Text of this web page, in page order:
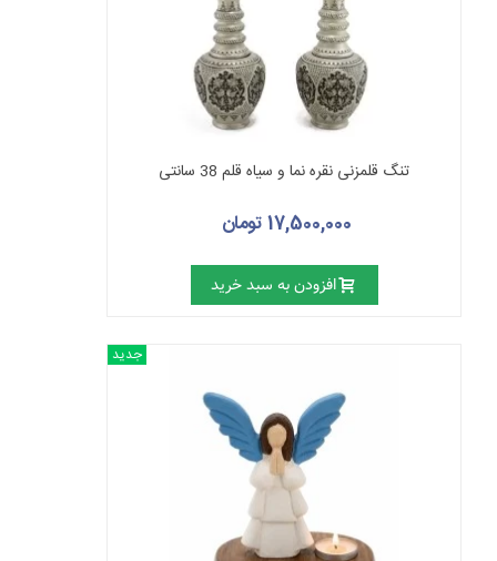
تنگ قلمزنی نقره نما و سیاه قلم 38 سانتی
17,500,000 تومان
افزودن به سبد خرید
جدید